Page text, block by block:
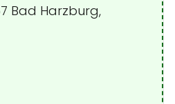
Bad Harzburg,